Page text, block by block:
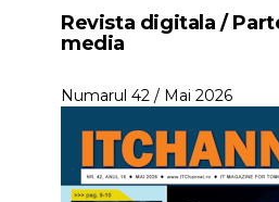
Revista digitala /
media
Numarul 42 / Mai 2026